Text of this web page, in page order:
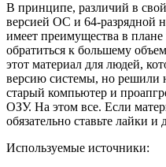
В принципе, различий в
версией ОС и 64-разрядной
имеет преимущества в
обратиться к большему
этот материал для людей,
версию системы, но решили
старый компьютер и
ОЗУ. На этом все. Если
обязательно ставьте лайки
Используемые источники: